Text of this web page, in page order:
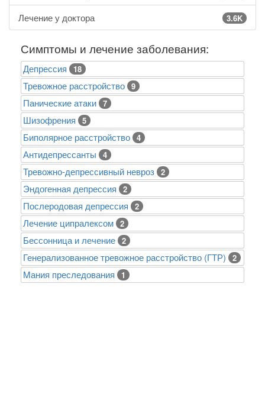
Лечение у доктора 3.6K
Симптомы и лечение заболевания:
Депрессия 18
Тревожное расстройство 9
Панические атаки 7
Шизофрения 5
Биполярное расстройство 4
Антидепрессанты 4
Тревожно-депрессивный невроз 2
Эндогенная депрессия 2
Послеродовая депрессия 2
Лечение ципралексом 2
Бессонница и лечение 2
Генерализованное тревожное расстройство (ГТР) 2
Mания преследования 1